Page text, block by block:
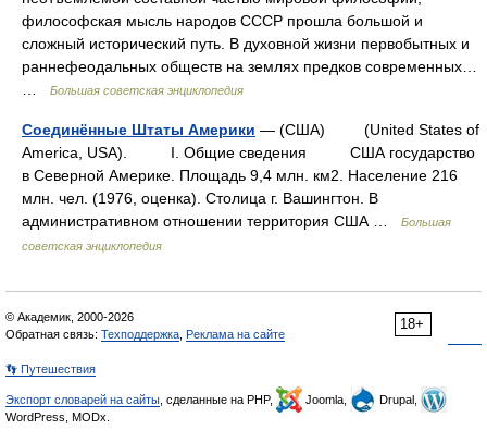
философская мысль народов СССР прошла большой и
сложный исторический путь. В духовной жизни первобытных и
раннефеодальных обществ на землях предков современных…
Большая советская энциклопедия
Соединённые Штаты Америки — (США) (United States of
America, USA). I. Общие сведения США государство
в Северной Америке. Площадь 9,4 млн. км2. Население 216
млн. чел. (1976, оценка). Столица г. Вашингтон. В
административном отношении территория США …
Большая
советская энциклопедия
18+
© Академик, 2000-2026
Обратная связь: Техподдержка Реклама на сайте
👣 Путешествия
Экспорт словарей на сайты , сделанные на PHP, Joomla,
Drupal,
WordPress, MODx.